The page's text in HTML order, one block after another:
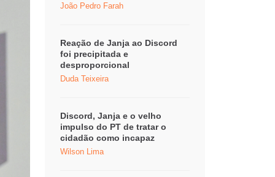
João Pedro Farah
Reação de Janja ao Discord
foi precipitada e
desproporcional
Duda Teixeira
Discord, Janja e o velho
impulso do PT de tratar o
cidadão como incapaz
Wilson Lima